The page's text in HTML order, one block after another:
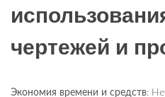
чертежей и
Экономия времени и средств: